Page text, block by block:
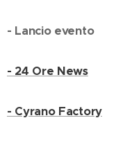
- Lancio evento
- 24 Ore News
- Cyrano Factory